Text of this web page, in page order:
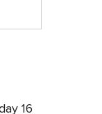
16